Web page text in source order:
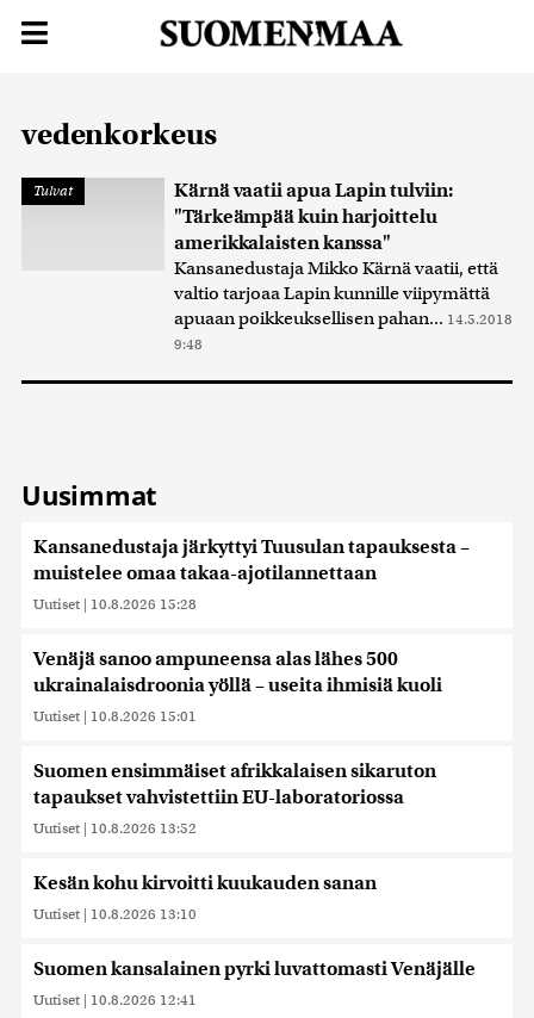
vedenkorkeus
Tulvat
Kärnä vaatii apua Lapin tulviin:
"Tärkeämpää kuin harjoittelu
amerikkalaisten kanssa"
Kansanedustaja Mikko Kärnä vaatii, että
valtio tarjoaa Lapin kunnille viipymättä
apuaan poikkeuksellisen pahan... 14.5.2018
9:48
Uusimmat
Kansanedustaja järkyttyi Tuusulan tapauksesta –
muistelee omaa takaa-ajotilannettaan
Uutiset | 10.8.2026 15:28
Venäjä sanoo ampuneensa alas lähes 500
ukrainalaisdroonia yöllä – useita ihmisiä kuoli
Uutiset | 10.8.2026 15:01
Suomen ensimmäiset afrikkalaisen sikaruton
tapaukset vahvistettiin EU-laboratoriossa
Uutiset | 10.8.2026 13:52
Kesän kohu kirvoitti kuukauden sanan
Uutiset | 10.8.2026 13:10
Suomen kansalainen pyrki luvattomasti Venäjälle
Uutiset | 10.8.2026 12:41